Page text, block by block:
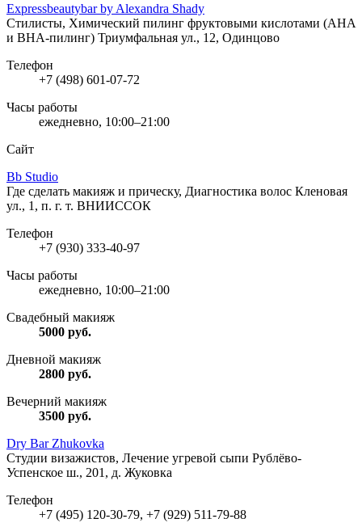
Expressbeautybar by Alexandra Shady
Стилисты, Химический пилинг фруктовыми кислотами (AHA
и BHA-пилинг) Триумфальная ул., 12, Одинцово
Телефон
+7 (498) 601-07-72
Часы работы
ежедневно, 10:00–21:00
Сайт
Bb Studio
Где сделать макияж и прическу, Диагностика волос Кленовая
ул., 1, п. г. т. ВНИИССОК
Телефон
+7 (930) 333-40-97
Часы работы
ежедневно, 10:00–21:00
Свадебный макияж
5000 руб.
Дневной макияж
2800 руб.
Вечерний макияж
3500 руб.
Dry Bar Zhukovka
Студии визажистов, Лечение угревой сыпи Рублёво-
Успенское ш., 201, д. Жуковка
Телефон
+7 (495) 120-30-79, +7 (929) 511-79-88